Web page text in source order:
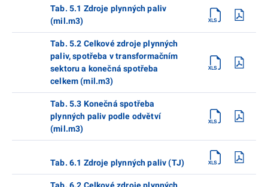
Tab. 5.1 Zdroje plynných paliv
(mil.m3)
Tab. 5.2 Celkové zdroje plynných
paliv, spotřeba v transformačním
sektoru a konečná spotřeba
celkem (mil.m3)
Tab. 5.3 Konečná spotřeba
plynných paliv podle odvětví
(mil.m3)
Tab. 6.1 Zdroje plynných paliv (TJ)
Tab. 6.2 Celkové zdroje plynných